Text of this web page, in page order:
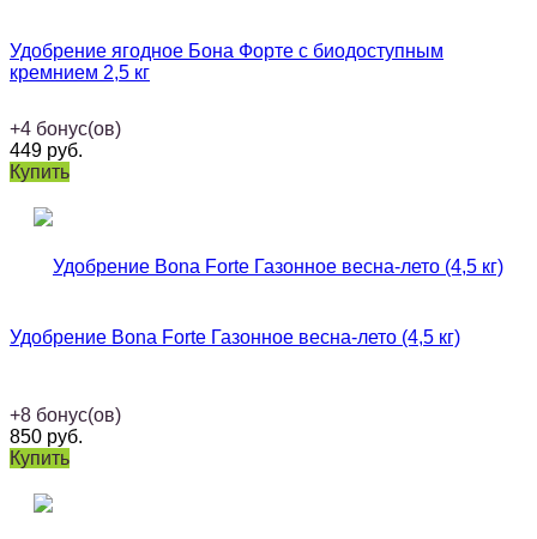
Удобрение ягодное Бона Форте с биодоступным
кремнием 2,5 кг
+4 бонус(ов)
449 руб.
Купить
Удобрение Bona Forte Газонное весна-лето (4,5 кг)
+8 бонус(ов)
850 руб.
Купить